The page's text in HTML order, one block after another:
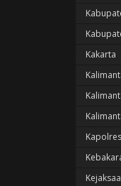
Kakarta
Kapolres